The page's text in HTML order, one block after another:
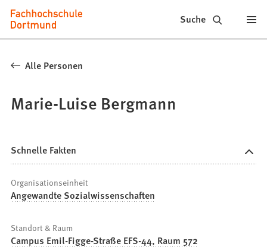
Inhalt anspringen
Fachhochschule
Dortmund
-
Studiengänge,
Suche
Alle Personen
Marie-Luise Bergmann
Schnelle Fakten
Organisationseinheit
Angewandte Sozialwissenschaften
Standort & Raum
Campus Emil-Figge-Straße EFS-44, Raum 572